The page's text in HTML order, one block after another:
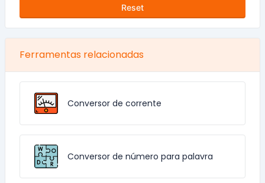
Reset
Ferramentas relacionadas
Conversor de corrente
Conversor de número para palavra